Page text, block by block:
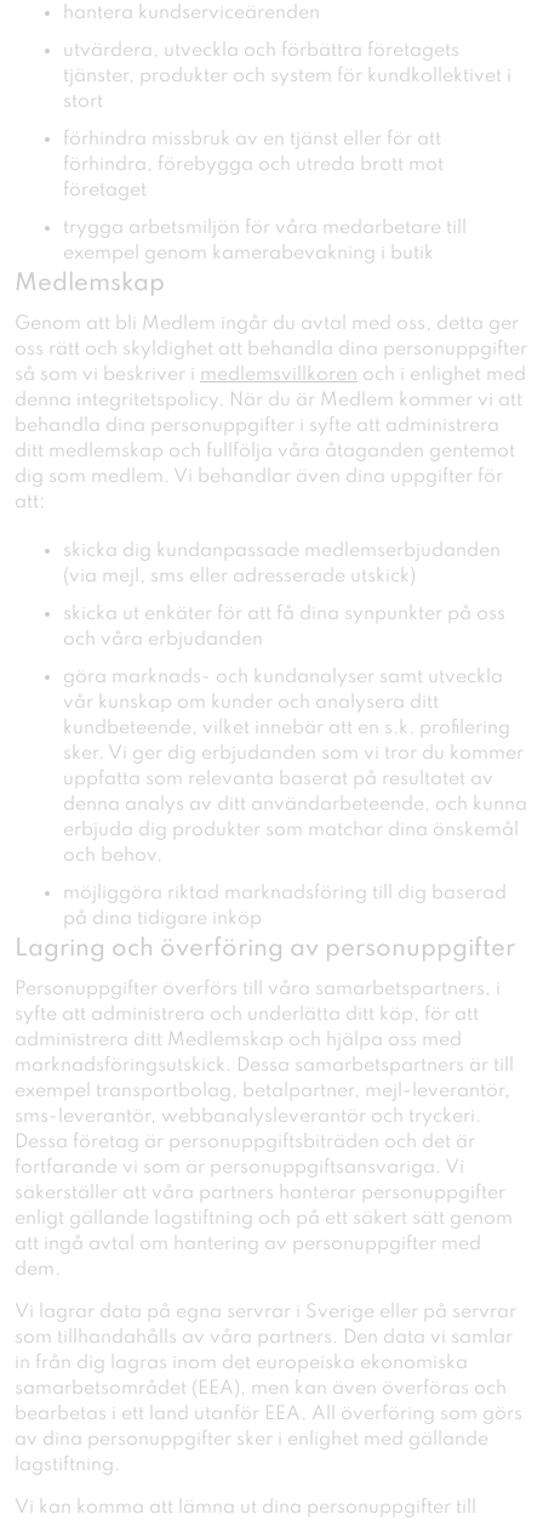
hantera kundserviceärenden
utvärdera, utveckla och förbättra företagets
tjänster, produkter och system för kundkollektivet i
stort
förhindra missbruk av en tjänst eller för att
förhindra, förebygga och utreda brott mot
företaget
trygga arbetsmiljön för våra medarbetare till
exempel genom kamerabevakning i butik
Medlemskap
Genom att bli Medlem ingår du avtal med oss, detta ger
oss rätt och skyldighet att behandla dina personuppgifter
så som vi beskriver i medlemsvillkoren och i enlighet med
denna integritetspolicy. När du är Medlem kommer vi att
behandla dina personuppgifter i syfte att administrera
ditt medlemskap och fullfölja våra åtaganden gentemot
dig som medlem. Vi behandlar även dina uppgifter för
att:
skicka dig kundanpassade medlemserbjudanden
(via mejl, sms eller adresserade utskick)
skicka ut enkäter för att få dina synpunkter på oss
och våra erbjudanden
göra marknads- och kundanalyser samt utveckla
vår kunskap om kunder och analysera ditt
kundbeteende, vilket innebär att en s.k. profilering
sker. Vi ger dig erbjudanden som vi tror du kommer
uppfatta som relevanta baserat på resultatet av
denna analys av ditt användarbeteende, och kunna
erbjuda dig produkter som matchar dina önskemål
och behov.
möjliggöra riktad marknadsföring till dig baserad
på dina tidigare inköp
Lagring och överföring av personuppgifter
Personuppgifter överförs till våra samarbetspartners, i
syfte att administrera och underlätta ditt köp, för att
administrera ditt Medlemskap och hjälpa oss med
marknadsföringsutskick. Dessa samarbetspartners är till
exempel transportbolag, betalpartner, mejl-leverantör,
sms-leverantör, webbanalysleverantör och tryckeri.
Dessa företag är personuppgiftsbiträden och det är
fortfarande vi som är personuppgiftsansvariga. Vi
säkerställer att våra partners hanterar personuppgifter
enligt gällande lagstiftning och på ett säkert sätt genom
att ingå avtal om hantering av personuppgifter med
dem.
Vi lagrar data på egna servrar i Sverige eller på servrar
som tillhandahålls av våra partners. Den data vi samlar
in från dig lagras inom det europeiska ekonomiska
samarbetsområdet (EEA), men kan även överföras och
bearbetas i ett land utanför EEA. All överföring som görs
av dina personuppgifter sker i enlighet med gällande
lagstiftning.
Vi kan komma att lämna ut dina personuppgifter till